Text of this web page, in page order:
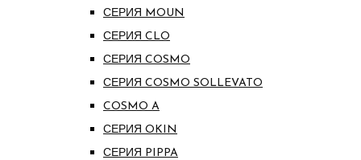
СЕРИЯ MOUN
СЕРИЯ CLO
СЕРИЯ COSMO
СЕРИЯ COSMO SOLLEVATO
COSMO A
СЕРИЯ OKIN
СЕРИЯ PIPPA